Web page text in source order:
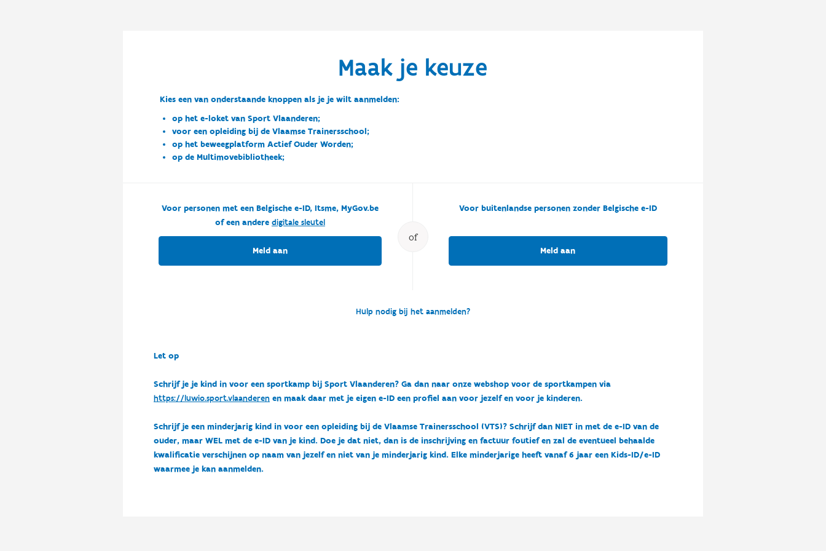
Maak je keuze
Kies een van onderstaande knoppen als je je wilt aanmelden:
op het e-loket van Sport Vlaanderen;
voor een opleiding bij de Vlaamse Trainersschool;
op het beweegplatform Actief Ouder Worden;
op de Multimovebibliotheek;
of
Voor personen met een Belgische e-ID, Itsme, MyGov.be
of een andere digitale sleutel
Meld aan
Voor buitenlandse personen zonder Belgische e-ID
Meld aan
Hulp nodig bij het aanmelden?
Let op
Schrijf je je kind in voor een sportkamp bij Sport Vlaanderen? Ga dan naar onze webshop voor de sportkampen via
https://luwio.sport.vlaanderenen maak daar met je eigen e-ID een profiel aan voor jezelf en voor je kinderen.
Schrijf je een minderjarig kind in voor een opleiding bij de Vlaamse Trainersschool (VTS)? Schrijf dan NIET in met de e-ID van de
ouder, maar WEL met de e-ID van je kind. Doe je dat niet, dan is de inschrijving en factuur foutief en zal de eventueel behaalde
kwalificatie verschijnen op naam van jezelf en niet van je minderjarig kind. Elke minderjarige heeft vanaf 6 jaar een Kids-ID/e-ID
waarmee je kan aanmelden.